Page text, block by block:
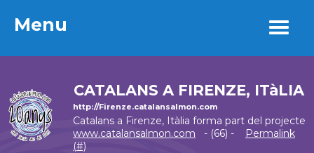
Menu
CATALANS A FIRENZE, ITàLIA
http://Firenze.catalansalmon.com
Catalans a Firenze, Itàlia forma part del projecte
www.catalansalmon.com - (66) -
Permalink
(#)
Menu